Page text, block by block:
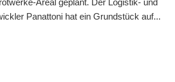
Areal geplant. Der Logistik- und
Panattoni hat ein Grundstück auf...